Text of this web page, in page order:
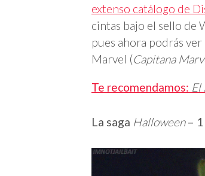
extenso catálogo de
cintas bajo el sello de
pues ahora podrás
Marvel (Capitana
Te recomendamos: El
La saga Halloween– 1